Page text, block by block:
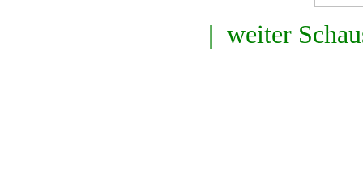
| weiter